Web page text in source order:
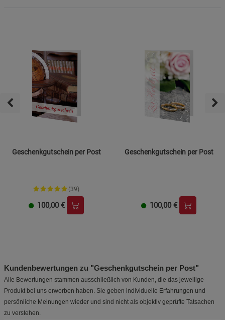
Geschenkgutschein per Post
(39)
100,00 €
Geschenkgutschein per Post
100,00 €
Kundenbewertungen zu "Geschenkgutschein per Post"
Alle Bewertungen stammen ausschließlich von Kunden, die das jeweilige
Produkt bei uns erworben haben. Sie geben individuelle Erfahrungen und
persönliche Meinungen wieder und sind nicht als objektiv geprüfte Tatsachen
zu verstehen.
Notwendige Cookies (5)
Beschreibung Notwendige Cookies
Cookie-Informationen anzeigen
Funktionale Cookies (1) Funktionale
Beschreibung Funktionale Cookies
Cookie-Informationen
Datenschutzerklärung Impressum